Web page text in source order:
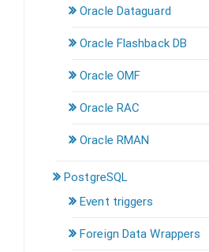
Oracle Dataguard
Oracle Flashback DB
Oracle OMF
Oracle RAC
Oracle RMAN
PostgreSQL
Event triggers
Foreign Data Wrappers